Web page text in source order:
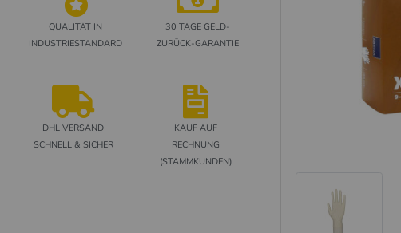
QUALITÄT IN
INDUSTRIESTANDARD
30 TAGE GELD-
ZURÜCK-GARANTIE
DHL VERSAND
SCHNELL & SICHER
KAUF AUF
RECHNUNG
(STAMMKUNDEN)